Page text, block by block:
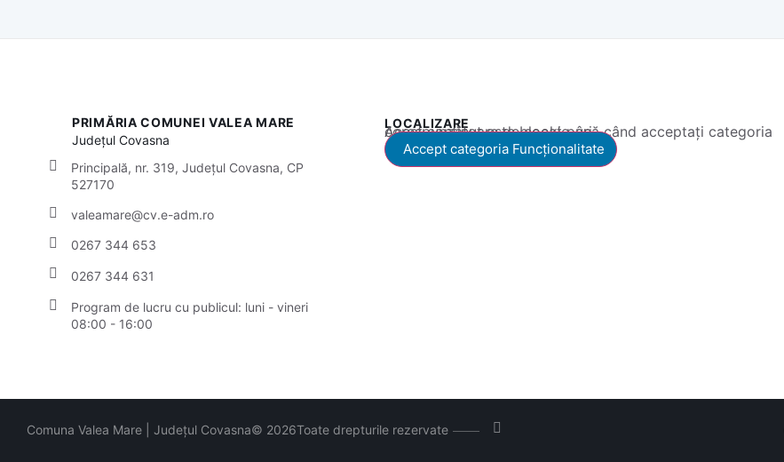
PRIMĂRIA COMUNEI VALEA MARE
JudețulCovasna
Principală, nr. 319, Județul Covasna, CP
527170
valeamare@cv.e-adm.ro
0267 344 653
0267 344 631
Program de lucru cu publicul: luni - vineri
08:00 - 16:00
LOCALIZARE
Acest conținut este blocat până când acceptați categoria corespunzătoare de cookie-uri.
Accept categoria Funcționalitate
Comuna Valea Mare | Județul Covasna© 2026Toate drepturile rezervate